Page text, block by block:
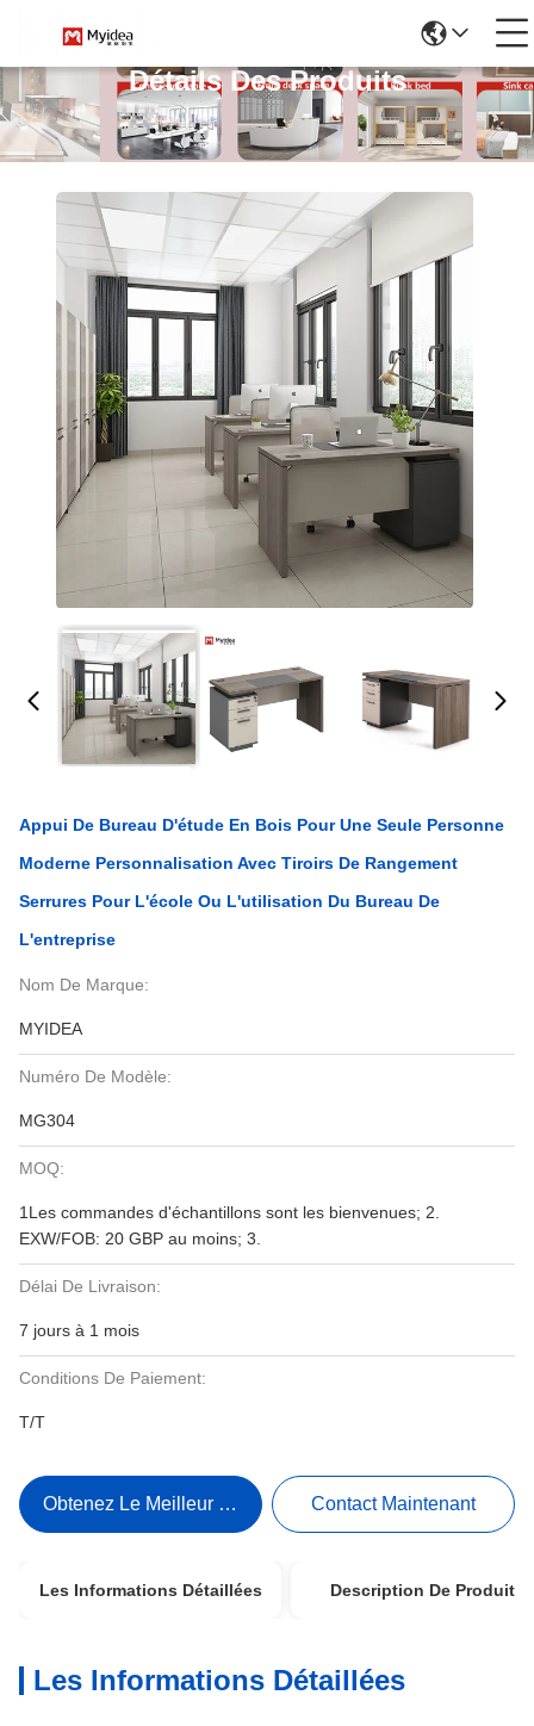
Détails Des Produits
Appui De Bureau D'étude En Bois Pour Une Seule Personne
Moderne Personnalisation Avec Tiroirs De Rangement
Serrures Pour L'école Ou L'utilisation Du Bureau De
L'entreprise
Nom De Marque:
MYIDEA
Numéro De Modèle:
MG304
MOQ:
1Les commandes d'échantillons sont les bienvenues; 2.
EXW/FOB: 20 GBP au moins; 3.
Délai De Livraison:
7 jours à 1 mois
Conditions De Paiement:
T/T
Obtenez Le Meilleur Prix Contact Maintenant
Les Informations Détaillées Description De Produit
Les Informations Détaillées